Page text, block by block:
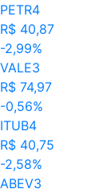
PETR4
R$ 40,87
-2,99%
VALE3
R$ 74,97
-0,56%
ITUB4
R$ 40,75
-2,58%
ABEV3